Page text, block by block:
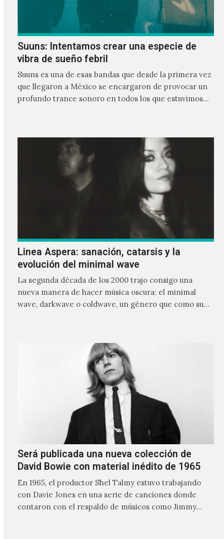
Suuns: Intentamos crear una especie de
vibra de sueño febril
Suuns es una de esas bandas que desde la primera vez
que llegaron a México se encargaron de provocar un
profundo trance sonoro en todos los que estuvimos
Linea Aspera: sanación, catarsis y la
evolución del minimal wave
La segunda década de los 2000 trajo consigo una
nueva manera de hacer música oscura: el minimal
wave, darkwave o coldwave, un género que como su
Será publicada una nueva colección de
David Bowie con material inédito de 1965
En 1965, el productor Shel Talmy estuvo trabajando
con Davie Jones en una serie de canciones donde
contaron con el respaldo de músicos como Jimmy…